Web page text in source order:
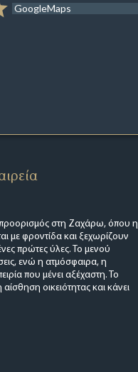
GoogleMaps
προορισμός στη Ζαχάρω, όπου η
με φροντίδα και ξεχωρίζουν
πρώτες ύλες. Το μενού
ενώ η ατμόσφαιρα, η
που μένει αξέχαστη. Το
οικειότητας και κάνει